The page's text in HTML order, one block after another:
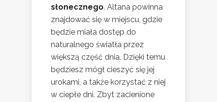
słonecznego. Altana powinna
znajdować się w miejscu, gdzie
będzie miała dostęp do
naturalnego światła przez
większą część dnia. Dzięki temu
będziesz mógł cieszyć się jej
urokami, a także korzystać z niej
w ciepłe dni. Zbyt zacienione